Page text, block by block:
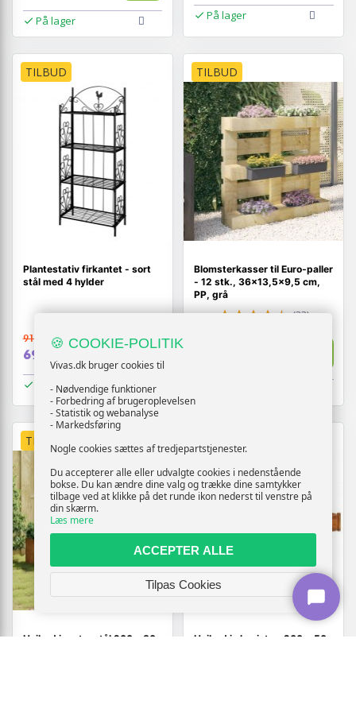
På lager På lager
TILBUD
Plantestativ firkantet - sort
stål med 4 hylder
910,-
699,- Vis
På lager
TILBUD
Blomsterkasser til Euro‑paller
- 12 stk., 36×13,5×9,5 cm,
PP, grå
(33)
TILBUD
Højbed i cortenstål 200 x 80
TILBUD
Højbed i akacietræ 200 × 50
🍪 COOKIE-POLITIK
Vivas.dk bruger cookies til
- Nødvendige funktioner
- Forbedring af brugeroplevelsen
- Statistik og webanalyse
- Markedsføring
Nogle cookies sættes af tredjepartstjenester.
Du accepterer alle eller udvalgte cookies i nedenstående
bokse. Du kan ændre dine valg og trække dine samtykker
tilbage ved at klikke på det runde ikon nederst til venstre på
din skærm.
Læs mere
ACCEPTER ALLE
Tilpas Cookies